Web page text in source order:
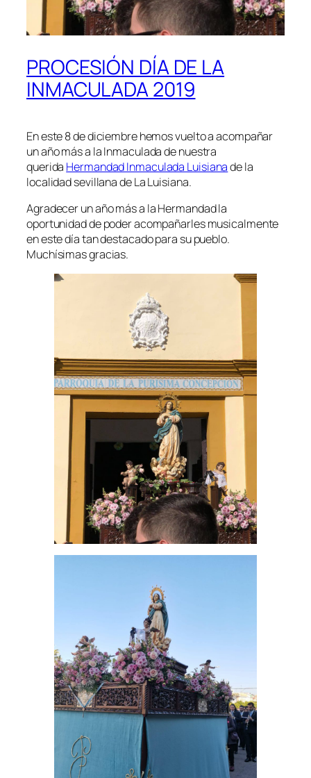
PROCESIÓN DÍA DE LA
INMACULADA 2019
En este 8 de diciembre hemos vuelto a acompañar
un año más a la Inmaculada de nuestra
querida Hermandad Inmaculada Luisianade la
localidad sevillana de La Luisiana.
Agradecer un año más a la Hermandad la
oportunidad de poder acompañarles musicalmente
en este día tan destacado para su pueblo.
Muchísimas gracias.